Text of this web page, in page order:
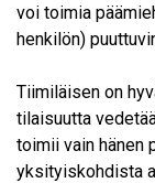
voi toimia
henkilön)
Tiimiläisen on
tilaisuutta
toimii vain hänen
yksityiskohdista